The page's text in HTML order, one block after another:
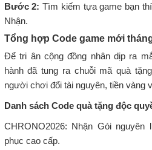
Bước 2:Tìm kiếm tựa game bạn
Nhận.
Tổng hợp Code game mới
Để tri ân cộng đồng nhân dịp ra
hành đã tung ra chuỗi mã quà
người chơi đổi tài nguyên, tiền vàng
Danh sách Code quà tặng độc
CHRONO2026: Nhận Gói
phục cao cấp.